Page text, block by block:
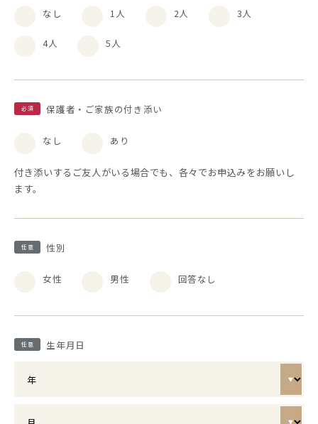
なし 1人 2人 3人
4人 5人
必須 保護者・ご家族の付き添い
なし あり
付き添いするご友人がいる場合でも、各々でお申込みをお願いし
ます。
任意 性別
女性 男性 回答なし
任意 生年月日